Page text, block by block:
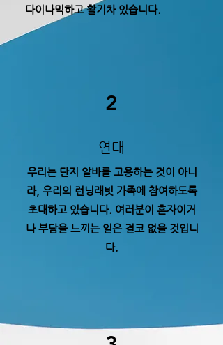
다이나믹하고 활기차 있습니다.
2
​연대
우리는 단지 알바를 고용하는 것이 아니
라, 우리의 런닝래빗 가족에 참여하도록
초대하고 있습니다. 여러분이 혼자이거
나 부담을 느끼는 일은 결코 없을 것입니
다.